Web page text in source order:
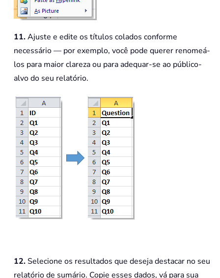
11.Ajuste e edite os títulos colados conforme
necessário — por exemplo, você pode querer renomeá-
los para maior clareza ou para adequar-se ao público-
alvo do seu relatório.
12. Selecione os resultados que deseja destacar no seu
relatório de sumário. Copie esses dados, vá para sua